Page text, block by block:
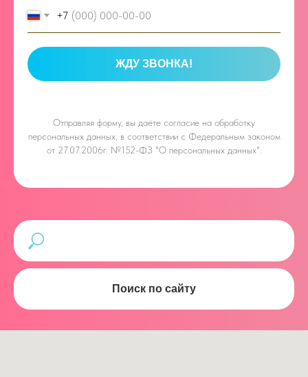
+7
ЖДУ ЗВОНКА!
Отправляя форму, вы даёте согласие на обработку
персональных данных, в соответствии с Федеральным законом
от 27.07.2006г. №152-ФЗ "О персональных данных".
Поиск по сайту